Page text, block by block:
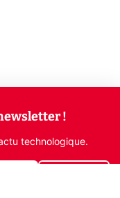
!
technologique.